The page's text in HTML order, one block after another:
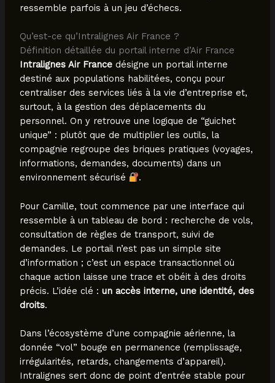
ressemble parfois à un jeu d’échecs.
Qu’est-ce qu’Intralignes Air France ?
Définition détaillée du portail interne d’Air France
Intralignes Air Francedésigne un portail interne
destiné aux populations habilitées, conçu pour
centraliser des services liés à la vie d’entreprise et,
surtout, à la gestion des déplacements du
personnel. On y retrouve une logique de “guichet
unique” : plutôt que de multiplier les outils, la
compagnie regroupe des briques pratiques (voyages,
informations, demandes, documents) dans un
environnement sécurisé
.
Pour Camille, tout commence par une interface qui
ressemble à un tableau de bord : recherche de vols,
consultation de règles de transport, suivi de
demandes. Le portail n’est pas un simple site
d’information ; c’est un espace transactionnel où
chaque action laisse une trace et obéit à des droits
précis. L’idée clé : un accès interne, une identité, des
droits.
Dans l’écosystème d’une compagnie aérienne, la
donnée “vol” bouge en permanence (remplissage,
irrégularités, retards, changements d’appareil).
Intralignes sert donc de point d’entrée stable pour